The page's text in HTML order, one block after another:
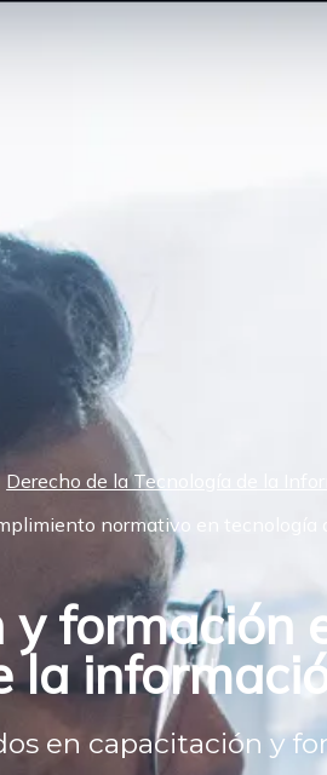
Derecho de la Tecnología de la
normativo en tecnología
y formación
la
en capacitación y